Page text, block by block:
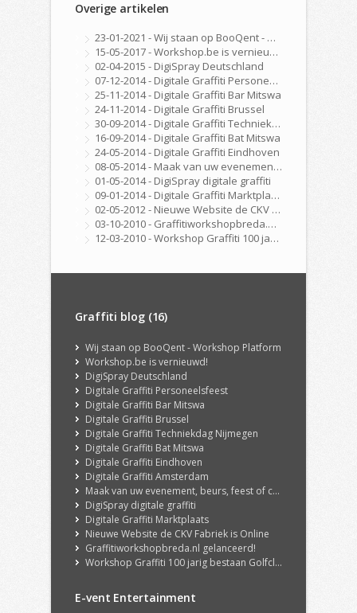
Overige artikelen
23-01-2021 - Wij staan op BooQent - Workshop Platform
15-05-2017 - Workshop.be is vernieuwd!
02-04-2015 - DigiSpray Deutschland
07-12-2014 - Digitale Graffiti Personeelsfeest
25-11-2014 - Digitale Graffiti Bar Mitswa
24-11-2014 - Digitale Graffiti Brussel
30-09-2014 - Digitale Graffiti Techniekdag Nijmegen
16-09-2014 - Digitale Graffiti Bat Mitswa
24-05-2014 - Digitale Graffiti Eindhoven
08-05-2014 - Maak van uw evenement, beurs, feest of congres een echte ervaring met onze DigiSpray Digitale Graffiti Wall!
01-05-2014 - DigiSpray digitale graffiti
09-01-2014 - Digitale Graffiti Marktplaats
02-05-2012 - Nieuwe Website de CKV Fabriek is Online
03-10-2010 - Graffitiworkshopbreda.nl gelanceerd!
12-03-2010 - Workshop Graffiti 100 jarig bestaan Golfclub Hilversum
Graffiti blog (16)
Wij staan op BooQent - Workshop Platform
Workshop.be is vernieuwd!
DigiSpray Deutschland
Digitale Graffiti Personeelsfeest
Digitale Graffiti Bar Mitswa
Digitale Graffiti Brussel
Digitale Graffiti Techniekdag Nijmegen
Digitale Graffiti Bat Mitswa
Digitale Graffiti Eindhoven
Digitale Graffiti Amsterdam
Maak van uw evenement, beurs, feest of congres een echte ervaring met onze DigiSpray Digitale Graffiti Wall!
DigiSpray digitale graffiti
Digitale Graffiti Marktplaats
Nieuwe Website de CKV Fabriek is Online
Graffitiworkshopbreda.nl gelanceerd!
Workshop Graffiti 100 jarig bestaan Golfclub Hilversum
E-vent Entertainment